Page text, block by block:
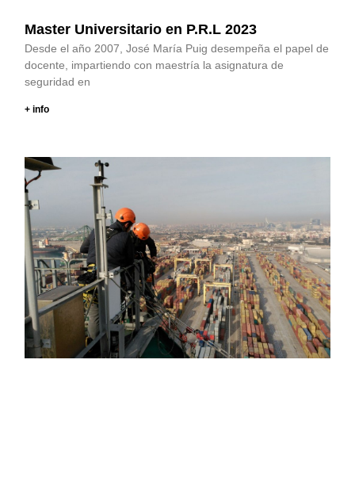
Master Universitario en P.R.L 2023
Desde el año 2007, José María Puig desempeña el papel de
docente, impartiendo con maestría la asignatura de
seguridad en
+ info